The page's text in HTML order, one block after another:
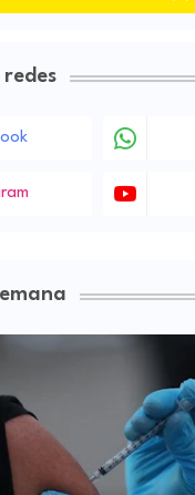
redes